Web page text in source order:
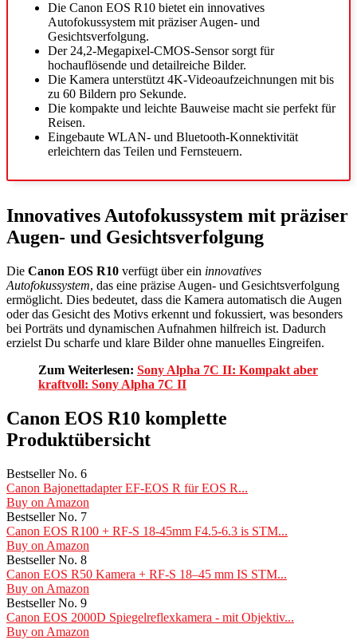
Die Canon EOS R10 bietet ein innovatives
Autofokussystem mit präziser Augen- und
Gesichtsverfolgung.
Der 24,2-Megapixel-CMOS-Sensor sorgt für
hochauflösende und detailreiche Bilder.
Die Kamera unterstützt 4K-Videoaufzeichnungen mit bis
zu 60 Bildern pro Sekunde.
Die kompakte und leichte Bauweise macht sie perfekt für
Reisen.
Eingebaute WLAN- und Bluetooth-Konnektivität
erleichtern das Teilen und Fernsteuern.
Innovatives Autofokussystem mit präziser
Augen- und Gesichtsverfolgung
Die Canon EOS R10 verfügt über ein innovatives
Autofokussystem, das eine präzise Augen- und Gesichtsverfolgung
ermöglicht. Dies bedeutet, dass die Kamera automatisch die Augen
oder das Gesicht des Motivs erkennt und fokussiert, was besonders
bei Porträts und dynamischen Aufnahmen hilfreich ist. Dadurch
erzielst Du scharfe und klare Bilder ohne manuelles Eingreifen.
Zum Weiterlesen: Sony Alpha 7C II: Kompakt aber
kraftvoll: Sony Alpha 7C II
Canon EOS R10 komplette
Produktübersicht
Bestseller No. 6
Canon Bajonettadapter EF-EOS R für EOS R...
Buy on Amazon
Bestseller No. 7
Canon EOS R100 + RF-S 18-45mm F4.5-6.3 is STM...
Buy on Amazon
Bestseller No. 8
Canon EOS R50 Kamera + RF-S 18–45 mm IS STM...
Buy on Amazon
Bestseller No. 9
Canon EOS 2000D Spiegelreflexkamera - mit Objektiv...
Buy on Amazon